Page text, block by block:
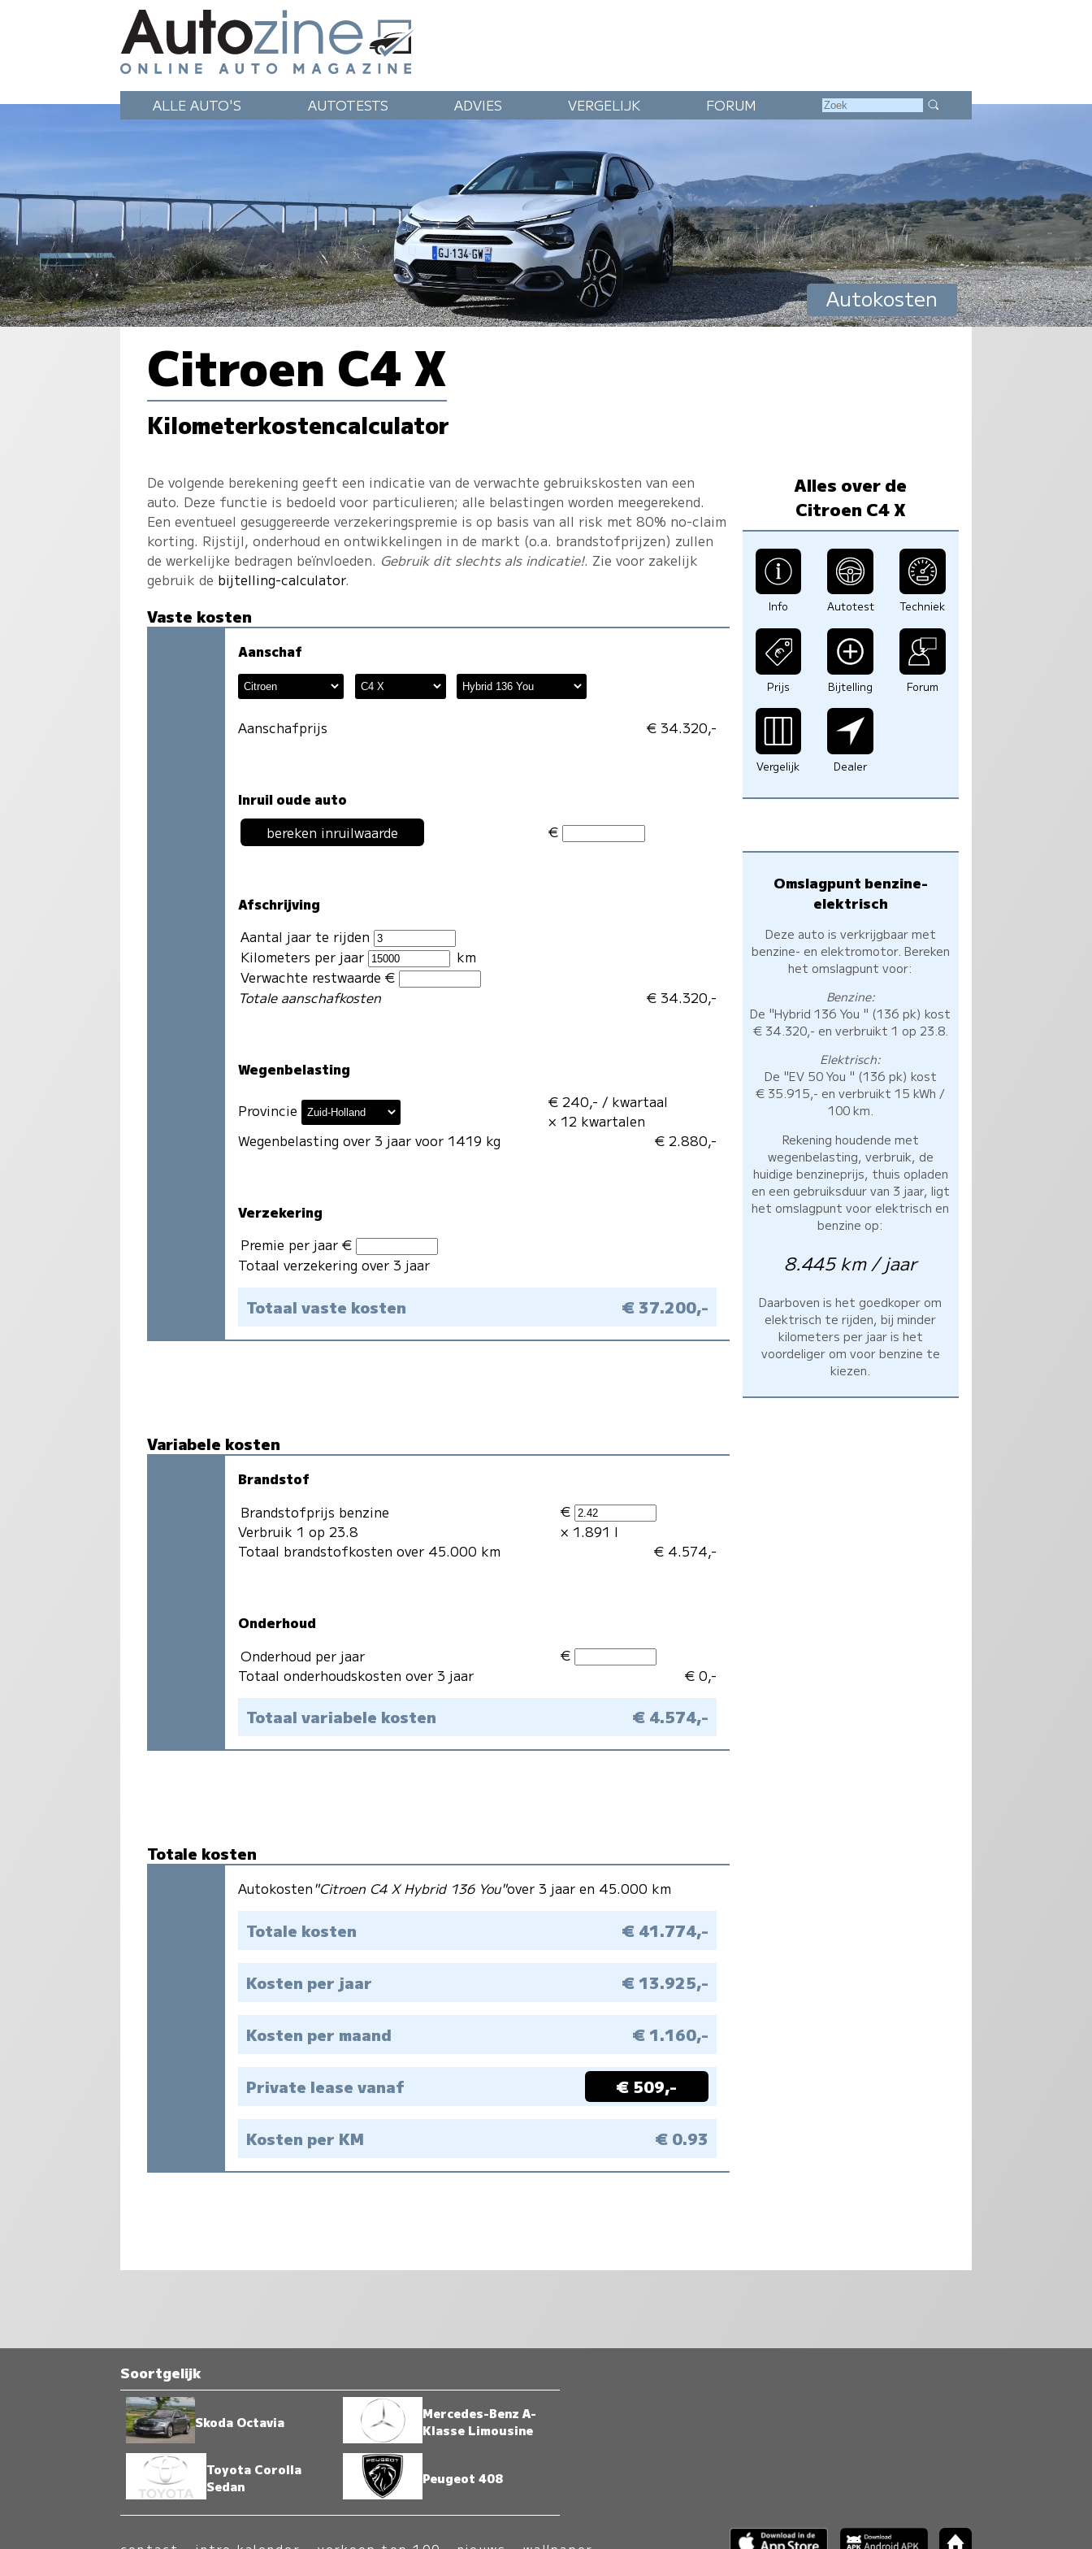
ALLE AUTO'S AUTOTESTS ADVIES VERGELIJK FORUM
Autokosten
Citroen C4 X
Kilometerkostencalculator
De volgende berekening geeft een indicatie van de verwachte gebruikskosten van een
auto. Deze functie is bedoeld voor particulieren; alle belastingen worden meegerekend.
Een eventueel gesuggereerde verzekeringspremie is op basis van all risk met 80% no-claim
korting. Rijstijl, onderhoud en ontwikkelingen in de markt (o.a. brandstofprijzen) zullen
de werkelijke bedragen beïnvloeden. Gebruik dit slechts als indicatie!. Zie voor zakelijk
gebruik de bijtelling-calculator.
Vaste kosten
Aanschaf
Aanschafprijs € 34.320,-
Inruil oude auto
bereken inruilwaarde
€
Afschrijving
Aantal jaar te rijden
Kilometers per jaar
km
Verwachte restwaarde €
Totale aanschafkosten
€ 34.320,-
Wegenbelasting
Provincie
Wegenbelasting over 3 jaar voor 1419 kg
€ 240,- / kwartaal
× 12 kwartalen
€ 2.880,-
Verzekering
Premie per jaar €
Totaal verzekering over 3 jaar
Totaal vaste kosten € 37.200,-
Variabele kosten
Brandstof
Brandstofprijs benzine
Verbruik 1 op 23.8
Totaal brandstofkosten over 45.000 km
€
× 1.891 l
€ 4.574,-
Onderhoud
Onderhoud per jaar
Totaal onderhoudskosten over 3 jaar
€
€ 0,-
Totaal variabele kosten € 4.574,-
Totale kosten
Autokosten"Citroen C4 X Hybrid 136 You"over 3 jaar en 45.000 km
Totale kosten € 41.774,-
Kosten per jaar € 13.925,-
Kosten per maand € 1.160,-
Private lease vanaf € 509,-
Kosten per KM € 0.93
Alles over de
Citroen C4 X
Info Autotest Techniek
Prijs Bijtelling Forum
Vergelijk Dealer
Omslagpunt benzine-
elektrisch
Deze auto is verkrijgbaar met
benzine- en elektromotor. Bereken
het omslagpunt voor:
Benzine:
De "Hybrid 136 You " (136 pk) kost
€ 34.320,- en verbruikt 1 op 23.8.
Elektrisch:
De "EV 50 You " (136 pk) kost
€ 35.915,- en verbruikt 15 kWh /
100 km.
Rekening houdende met
wegenbelasting, verbruik, de
huidige benzineprijs, thuis opladen
en een gebruiksduur van 3 jaar, ligt
het omslagpunt voor elektrisch en
benzine op:
8.445 km / jaar
Daarboven is het goedkoper om
elektrisch te rijden, bij minder
kilometers per jaar is het
voordeliger om voor benzine te
kiezen.
Soortgelijk
Skoda Octavia
Mercedes-Benz A-
Klasse Limousine
Toyota Corolla
Sedan
Peugeot 408